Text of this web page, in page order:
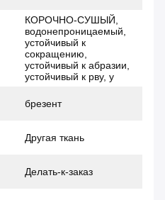
КОРОЧНО-СУШЫЙ,
водонепроницаемый,
устойчивый к
сокращению,
устойчивый к абразии,
устойчивый к рву, у
брезент
Другая ткань
Делать-к-заказ